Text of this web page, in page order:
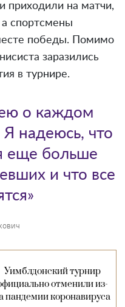
приходили на матчи,
спортсмены
победы. Помимо
заразились
в турнире.
о каждом
Я надеюсь, что
еще больше
и что все
Уимблдонский турнир
отменили из-
пандемии коронавируса